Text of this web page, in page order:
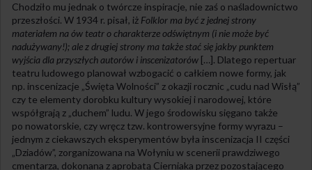
Chodziło mu jednak o twórcze inspiracje, nie zaś o naśladownictwo
przeszłości. W 1934 r. pisał, iż Folklor ma być z jednej strony
materiałem na ów teatr o charakterze odświętnym (i nie może być
nadużywany!); ale z drugiej strony ma także stać się jakby punktem
wyjścia dla przyszłych autorów i inscenizatorów […]. Dlatego repertuar
teatru ludowego planował wzbogacić o całkiem nowe formy, jak
np. inscenizacje „Święta Wolności” z okazji rocznic „cudu nad Wisłą”
czy te elementy dorobku kultury wysokiej i narodowej, które
współgrają z „duchem” ludu. W jego środowisku sięgano także
po nowatorskie, czy wręcz tzw. kontrowersyjne formy wyrazu –
jednym z ciekawszych eksperymentów była inscenizacja II części
„Dziadów”, zorganizowana na Wołyniu w scenerii prawdziwego
cmentarza, dokonana z aprobatą Cierniaka przez pozostającego